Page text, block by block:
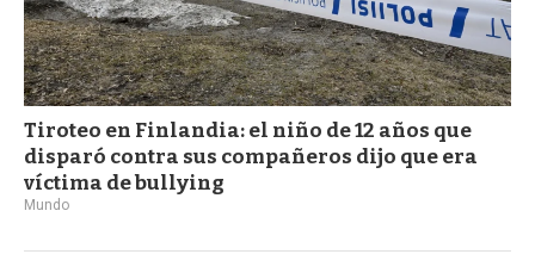
Tiroteo en Finlandia: el niño de 12 años que
disparó contra sus compañeros dijo que era
víctima de bullying
Mundo